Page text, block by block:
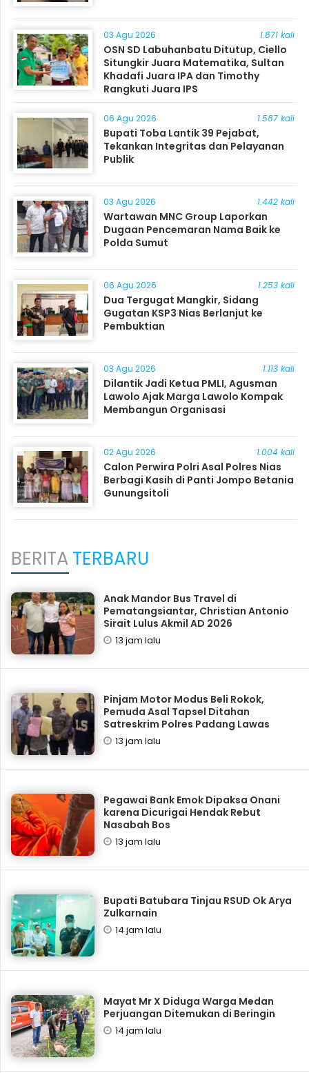
03 Agu 2026 1.871 kali
OSN SD Labuhanbatu Ditutup, Ciello
Situngkir Juara Matematika, Sultan
Khadafi Juara IPA dan Timothy
Rangkuti Juara IPS
06 Agu 2026 1.587 kali
Bupati Toba Lantik 39 Pejabat,
Tekankan Integritas dan Pelayanan
Publik
03 Agu 2026 1.442 kali
Wartawan MNC Group Laporkan
Dugaan Pencemaran Nama Baik ke
Polda Sumut
06 Agu 2026 1.253 kali
Dua Tergugat Mangkir, Sidang
Gugatan KSP3 Nias Berlanjut ke
Pembuktian
03 Agu 2026 1.113 kali
Dilantik Jadi Ketua PMLI, Agusman
Lawolo Ajak Marga Lawolo Kompak
Membangun Organisasi
02 Agu 2026 1.004 kali
Calon Perwira Polri Asal Polres Nias
Berbagi Kasih di Panti Jompo Betania
Gunungsitoli
BERITATERBARU
Anak Mandor Bus Travel di
Pematangsiantar, Christian Antonio
Sirait Lulus Akmil AD 2026
13 jam lalu
Pinjam Motor Modus Beli Rokok,
Pemuda Asal Tapsel Ditahan
Satreskrim Polres Padang Lawas
13 jam lalu
Pegawai Bank Emok Dipaksa Onani
karena Dicurigai Hendak Rebut
Nasabah Bos
13 jam lalu
Bupati Batubara Tinjau RSUD Ok Arya
Zulkarnain
14 jam lalu
Mayat Mr X Diduga Warga Medan
Perjuangan Ditemukan di Beringin
14 jam lalu